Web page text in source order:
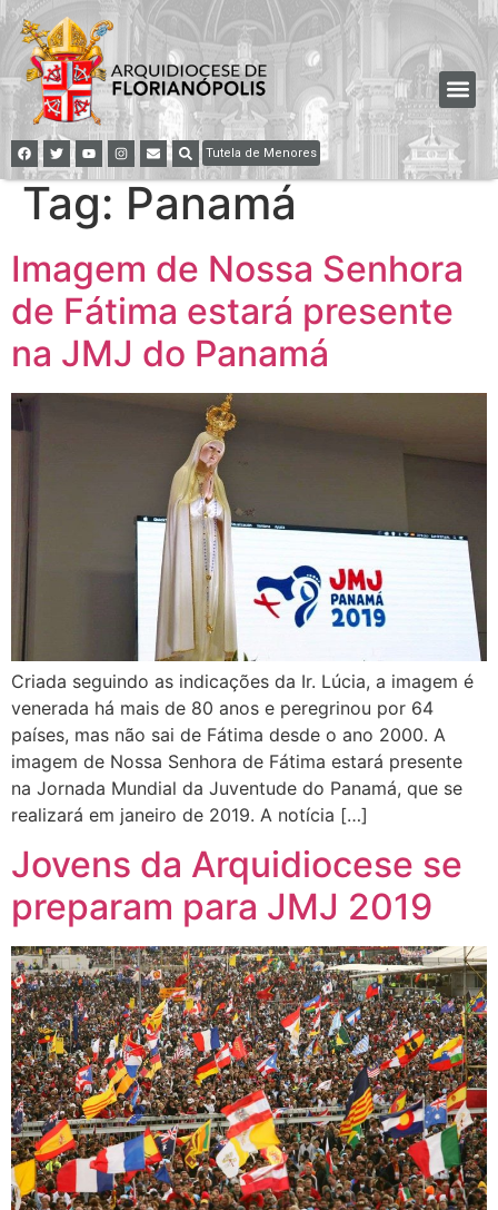
Tutela de Menores
Tag: Panamá
Imagem de Nossa Senhora
de Fátima estará presente
na JMJ do Panamá
Criada seguindo as indicações da Ir. Lúcia, a imagem é
venerada há mais de 80 anos e peregrinou por 64
países, mas não sai de Fátima desde o ano 2000. A
imagem de Nossa Senhora de Fátima estará presente
na Jornada Mundial da Juventude do Panamá, que se
realizará em janeiro de 2019. A notícia […]
Jovens da Arquidiocese se
preparam para JMJ 2019